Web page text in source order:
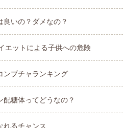
良いの？ダメなの？
エットによる子供への危険
ンブチャランキング
配糖体ってどうなの？
れるチャンス